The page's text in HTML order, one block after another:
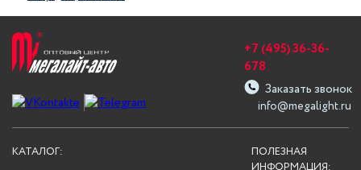
info@megalight.ru
+7 (495) 36-36-
678
Заказать звонок
ПОЛЕЗНАЯ
КАТАЛОГ: